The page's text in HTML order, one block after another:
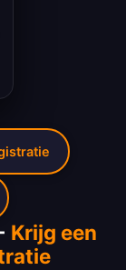
Krijg een